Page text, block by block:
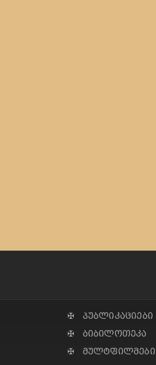
✠ პუბლიკაციები
✠ ბიბილოთეკა
✠ მულტფილმები